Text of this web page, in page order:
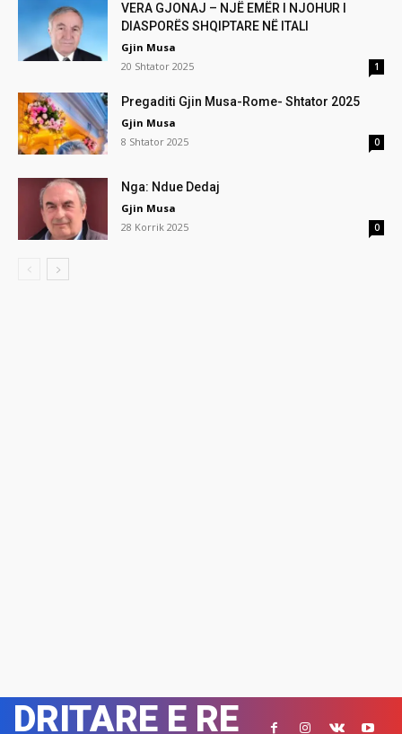
VERA GJONAJ – NJË EMËR I NJOHUR I
DIASPORËS SHQIPTARE NË ITALI
Gjin Musa
20 Shtator 2025
1
Pregaditi Gjin Musa-Rome- Shtator 2025
Gjin Musa
8 Shtator 2025
0
Nga: Ndue Dedaj
Gjin Musa
28 Korrik 2025
0
DRITARE E RE